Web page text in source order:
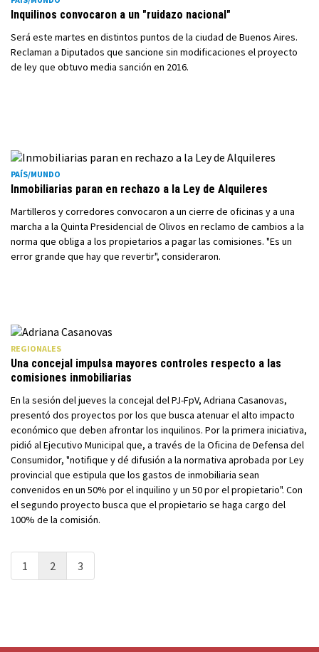
Inquilinos convocaron a un "ruidazo nacional"
Será este martes en distintos puntos de la ciudad de Buenos Aires.
Reclaman a Diputados que sancione sin modificaciones el proyecto
de ley que obtuvo media sanción en 2016.
PAÍS/MUNDO
Inmobiliarias paran en rechazo a la Ley de Alquileres
Martilleros y corredores convocaron a un cierre de oficinas y a una
marcha a la Quinta Presidencial de Olivos en reclamo de cambios a la
norma que obliga a los propietarios a pagar las comisiones. "Es un
error grande que hay que revertir", consideraron.
REGIONALES
Una concejal impulsa mayores controles respecto a las
comisiones inmobiliarias
En la sesión del jueves la concejal del PJ-FpV, Adriana Casanovas,
presentó dos proyectos por los que busca atenuar el alto impacto
económico que deben afrontar los inquilinos. Por la primera iniciativa,
pidió al Ejecutivo Municipal que, a través de la Oficina de Defensa del
Consumidor, "notifique y dé difusión a la normativa aprobada por Ley
provincial que estipula que los gastos de inmobiliaria sean
convenidos en un 50% por el inquilino y un 50 por el propietario". Con
el segundo proyecto busca que el propietario se haga cargo del
100% de la comisión.
1 2 3